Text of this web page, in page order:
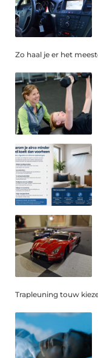
Zo haal je er het
Trapleuning touw